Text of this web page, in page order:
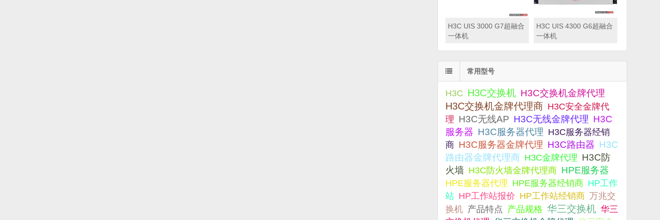
H3C UIS 3000 G7超融合
一体机
H3C UIS 4300 G6超融合
一体机
常用型号
H3C H3C交换机 H3C交换机金牌代理
H3C交换机金牌代理商 H3C安全金牌代
理 H3C无线AP H3C无线金牌代理 H3C
服务器 H3C服务器代理 H3C服务器经销
商 H3C服务器金牌代理 H3C路由器 H3C
路由器金牌代理商 H3C金牌代理 H3C防
火墙 H3C防火墙金牌代理商 HPE服务器
HPE服务器代理 HPE服务器经销商 HP工作
站 HP工作站报价 HP工作站经销商 万兆交
换机 产品特点 产品规格 华三交换机 华三